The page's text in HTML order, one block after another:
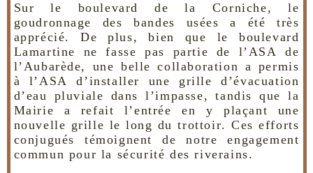
Sur le boulevard de la Corniche, le
goudronnage des bandes usées a été très
apprécié. De plus, bien que le boulevard
Lamartine ne fasse pas partie de l’ASA de
l’Aubarède, une belle collaboration a permis
à l’ASA d’installer une grille d’évacuation
d’eau pluviale dans l’impasse, tandis que la
Mairie a refait l’entrée en y plaçant une
nouvelle grille le long du trottoir. Ces efforts
conjugués témoignent de notre engagement
commun pour la sécurité des riverains.